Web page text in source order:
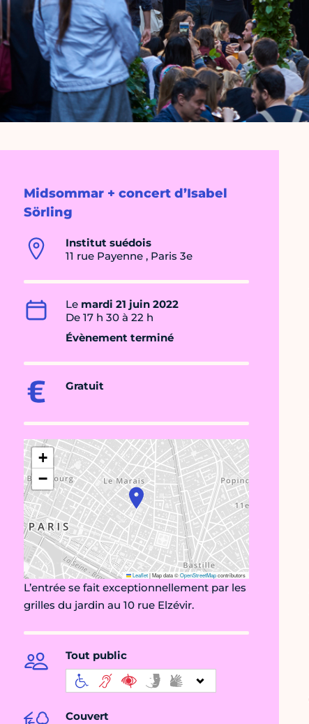
Midsommar + concert d’Isabel
Sörling
Institut suédois
11 rue Payenne , Paris 3e
Le mardi 21 juin 2022
De 17 h 30 à 22 h
Évènement terminé
Gratuit
+
−
Leaflet|Map data ©OpenStreetMapcontributors
L’entrée se fait exceptionnellement par les
grilles du jardin au 10 rue Elzévir.
Tout public
Couvert